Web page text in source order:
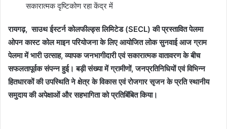
सकारात्मक दृष्टिकोण रहा केंद्र में
रायगढ़, साउथ ईस्टर्न कोलफील्ड्स लिमिटेड (SECL) की प्रस्तावित पेलमा
ओपन कास्ट कोल माइन परियोजना के लिए आयोजित लोक सुनवाई आज ग्राम
पेलमा में भारी उत्साह, व्यापक जनभागीदारी एवं सकारात्मक वातावरण के बीच
सफलतापूर्वक संपन्न हुई। बड़ी संख्या में ग्रामीणों, जनप्रतिनिधियों एवं विभिन्न
हितधारकों की उपस्थिति ने क्षेत्र के विकास एवं रोजगार सृजन के प्रति स्थानीय
समुदाय की अपेक्षाओं और सहभागिता को प्रतिबिंबित किया।